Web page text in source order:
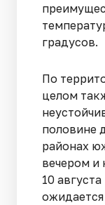
градусов.
По
целом
половине
районах
вечером и
10